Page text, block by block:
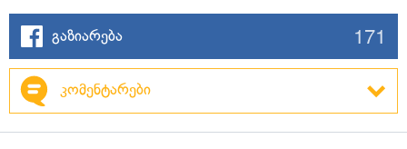
გაზიარება 171
კომენტარები